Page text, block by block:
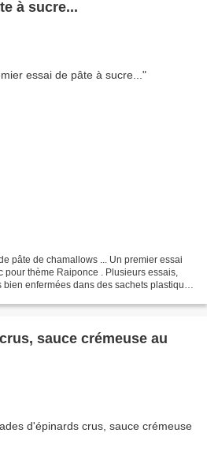
à sucre...
pâte de chamallows ... Un premier essai
pour thème Raiponce . Plusieurs essais,
enfermées dans des sachets plastiques
sauce crémeuse au